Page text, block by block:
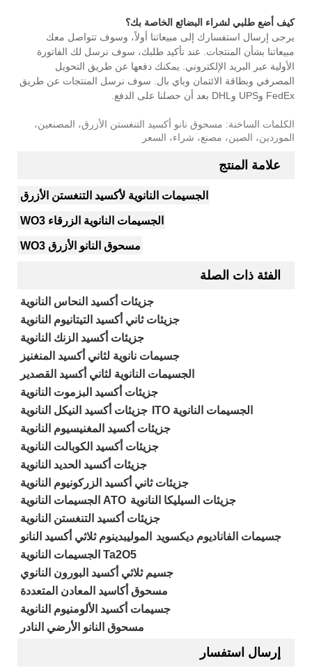
كيف أضع طلبي لشراء البضائع الخاصة بك؟
يرجى إرسال استفسارك إلى مبيعاتنا أولاً، وسوف تتواصل معك
مبيعاتنا بشأن المنتجات. عند تأكيد طلبك، سوف نرسل لك الفاتورة
الأولية عبر البريد الإلكتروني. يمكنك دفعها عن طريق التحويل
المصرفي وبطاقة الائتمان وباي بال. سوف نرسل المنتجات عن طريق
FedEx وUPS وDHL بعد أن حصلنا على الدفع.
الكلمات الساخنة: مسحوق نانو أكسيد التنغستن الأزرق، المصنعين،
الموردين، الصين، مصنع، شراء، السعر
علامة المنتج
الجسيمات النانوية لأكسيد التنغستن الأزرق
الجسيمات النانوية الزرقاء WO3
مسحوق النانو الأزرق WO3
الفئة ذات الصلة
جزيئات أكسيد النحاس النانوية
جزيئات ثاني أكسيد التيتانيوم النانوية
جزيئات أكسيد الزنك النانوية
جسيمات نانوية لثاني أكسيد المنغنيز
الجسيمات النانوية لثاني أكسيد القصدير
جزيئات أكسيد البزموت النانوية
جزيئات أكسيد النيكل النانوية
الجسيمات النانوية ITO
جزيئات أكسيد المغنيسيوم النانوية
جزيئات أكسيد الكوبالت النانوية
جزيئات أكسيد الحديد النانوية
جزيئات ثاني أكسيد الزركونيوم النانوية
ATO الجسيمات النانوية جزيئات السيليكا النانوية
جزيئات أكسيد التنغستن النانوية
الموليبدينوم ثلاثي أكسيد النانو
جسيمات الفاناديوم ديكسويد
Ta2O5 الجسيمات النانوية
جسيم ثلاثي أكسيد البورون النانوي
مسحوق أكاسيد المعادن المتعددة
جسيمات أكسيد الألومنيوم النانوية
مسحوق النانو الأرضي النادر
إرسال استفسار